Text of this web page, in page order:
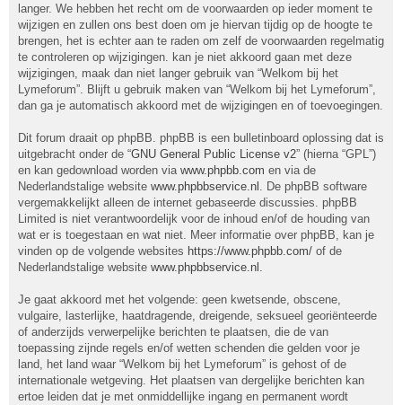
langer. We hebben het recht om de voorwaarden op ieder moment te
wijzigen en zullen ons best doen om je hiervan tijdig op de hoogte te
brengen, het is echter aan te raden om zelf de voorwaarden regelmatig
te controleren op wijzigingen. kan je niet akkoord gaan met deze
wijzigingen, maak dan niet langer gebruik van “Welkom bij het
Lymeforum”. Blijft u gebruik maken van “Welkom bij het Lymeforum”,
dan ga je automatisch akkoord met de wijzigingen en of toevoegingen.
Dit forum draait op phpBB. phpBB is een bulletinboard oplossing dat is
uitgebracht onder de “GNU General Public License v2” (hierna “GPL”)
en kan gedownload worden via www.phpbb.com en via de
Nederlandstalige website www.phpbbservice.nl . De phpBB software
vergemakkelijkt alleen de internet gebaseerde discussies. phpBB
Limited is niet verantwoordelijk voor de inhoud en/of de houding van
wat er is toegestaan en wat niet. Meer informatie over phpBB, kan je
vinden op de volgende websites https://www.phpbb.com/ of de
Nederlandstalige website www.phpbbservice.nl .
Je gaat akkoord met het volgende: geen kwetsende, obscene,
vulgaire, lasterlijke, haatdragende, dreigende, seksueel georiënteerde
of anderzijds verwerpelijke berichten te plaatsen, die de van
toepassing zijnde regels en/of wetten schenden die gelden voor je
land, het land waar “Welkom bij het Lymeforum” is gehost of de
internationale wetgeving. Het plaatsen van dergelijke berichten kan
ertoe leiden dat je met onmiddellijke ingang en permanent wordt